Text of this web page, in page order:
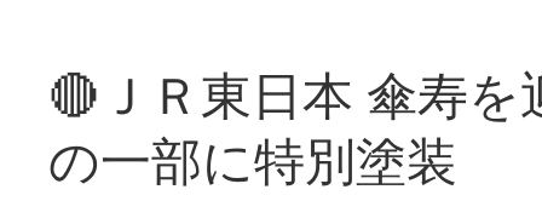
🔴ＪＲ東日本 傘寿
の一部に特別塗装